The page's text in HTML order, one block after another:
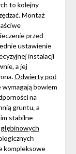
to kolejny
Montaż
przed
ustawienie
instalacji
a jej
Odwierty pod
wymagają bowiem
na
gruntu, a
stabilne
kompleksowe